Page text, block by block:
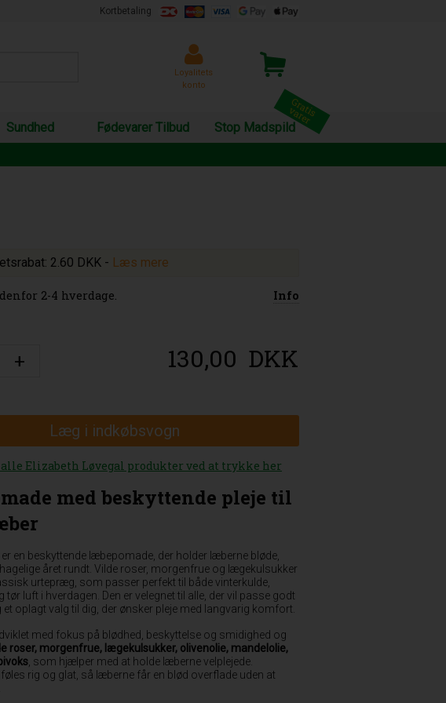
Kortbetaling
Loyalitets
konto
Sundhed Fødevarer Tilbud Stop Madspild
2.60 DKK - Læs mere
2-4 hverdage. Info
130,00 DKK
Læg i indkøbsvogn
Elizabeth Løvegal produkter ved at trykke her
med beskyttende pleje til
er en beskyttende læbepomade, der holder læberne bløde,
året rundt. Vilde roser, morgenfrue og lægekulsukker
urtepræg, som passer perfekt til både vinterkulde,
luft i hverdagen. Den er velegnet til alle, der vil passe godt
et oplagt valg til dig, der ønsker pleje med langvarig komfort.
med fokus på blødhed, beskyttelse og smidighed og
roser, morgenfrue, lægekulsukker, olivenolie, mandelolie,
, som hjælper med at holde læberne velplejede.
rig og glat, så læberne får en blød overflade uden at